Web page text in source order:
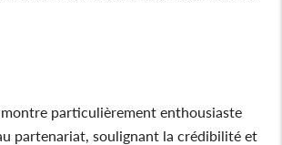
montre particulièrement enthousiaste
partenariat, soulignant la crédibilité et